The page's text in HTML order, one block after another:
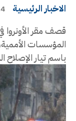
الاخبار الرئيسية 24
قصف مقر الأونروا
المؤسسات
باسم تيار الإصلاح